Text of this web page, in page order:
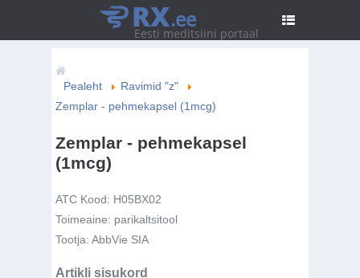
RX.ee
Eesti meditsiini portaal
Pealeht
Ravimid "z"
Zemplar - pehmekapsel (1mcg)
Zemplar - pehmekapsel
(1mcg)
ATC Kood: H05BX02
Toimeaine: parikaltsitool
Tootja: AbbVie SIA
Artikli sisukord